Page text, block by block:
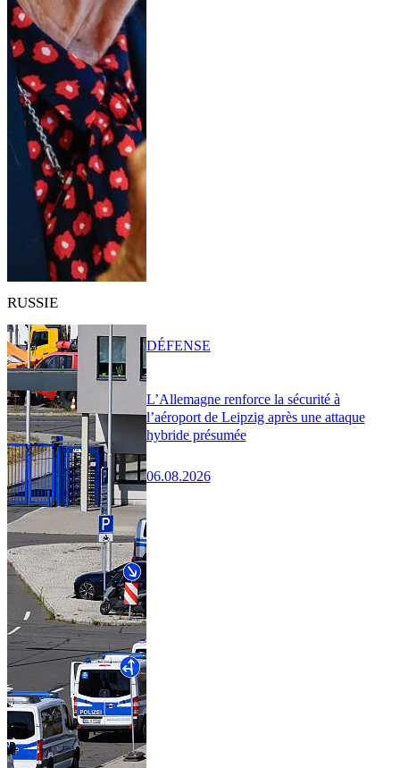
RUSSIE
L’Allemagne renforce la sécurité à
l’aéroport de Leipzig après une attaque
hybride présumée
06.08.2026
DÉFENSE